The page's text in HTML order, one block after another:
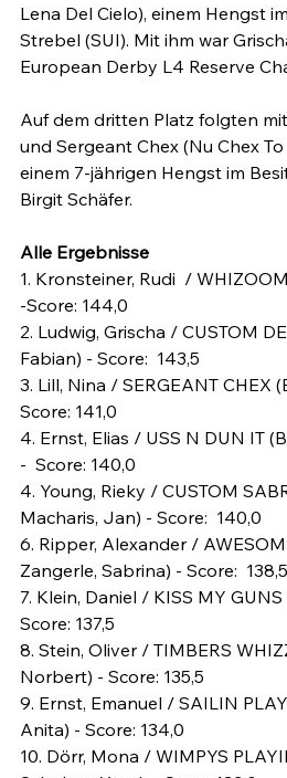
Lena Del Cielo), einem Hengst
Strebel (SUI). Mit ihm war
European Derby L4 Reserve
Auf dem dritten Platz folgten
und Sergeant Chex (Nu Chex
einem 7-jährigen Hengst im
Birgit Schäfer.
Alle Ergebnisse
1. Kronsteiner, Rudi  /
-Score: 144,0
2. Ludwig, Grischa / CUSTOM
Fabian) - Score:  143,5
3. Lill, Nina / SERGEANT CHEX
Score: 141,0
4. Ernst, Elias / USS N DUN IT
-  Score: 140,0
4. Young, Rieky / CUSTOM
Macharis, Jan) - Score:  140,0
6. Ripper, Alexander /
Zangerle, Sabrina) - Score:  138,5
7. Klein, Daniel / KISS MY
Score: 137,5
8. Stein, Oliver / TIMBERS
Norbert) - Score: 135,5
9. Ernst, Emanuel / SAILIN
Anita) - Score: 134,0
10. Dörr, Mona / WIMPYS